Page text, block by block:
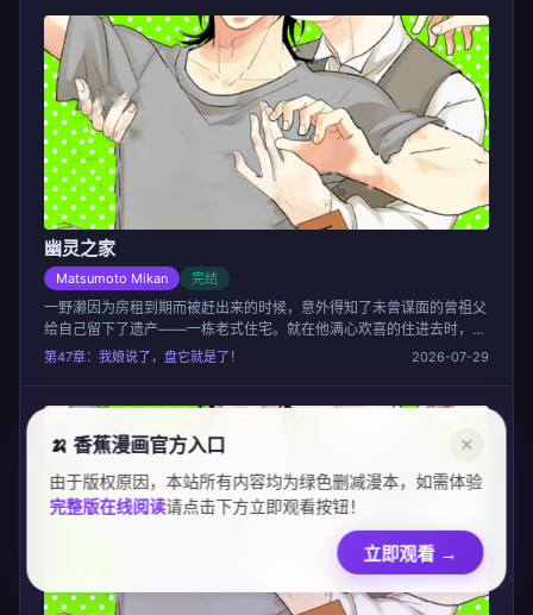
幽灵之家
Matsumoto Mikan 完结
一野濑因为房租到期而被赶出来的时候，意外得知了未曾谋面的曾祖父
给自己留下了遗产——一栋老式住宅。就在他满心欢喜的住进去时，发
现宅子里还住着一个幽灵..
第47章：我娘说了，盘它就是了！ 2026-07-29
🍌 香蕉漫画官方入口 ✕
由于版权原因，本站所有内容均为绿色删减漫本，如需体验
完整版在线阅读请点击下方立即观看按钮！
立即观看 →